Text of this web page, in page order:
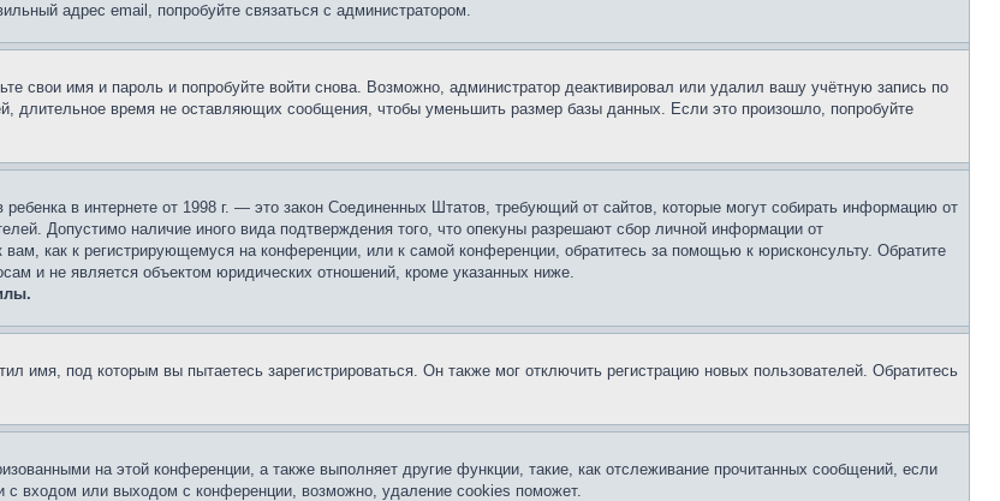
адрес email, попробуйте связаться с администратором.
свои имя и пароль и попробуйте войти снова. Возможно, администратор деактивировал или удалил вашу учётную запись по
длительное время не оставляющих сообщения, чтобы уменьшить размер базы данных. Если это произошло, попробуйте
в интернете от 1998 г. — это закон Соединенных Штатов, требующий от сайтов, которые могут собирать информацию от
Допустимо наличие иного вида подтверждения того, что опекуны разрешают сбор личной информации от
как к регистрирующемуся на конференции, или к самой конференции, обратитесь за помощью к юрисконсульту. Обратите
и не является объектом юридических отношений, кроме указанных ниже.
имя, под которым вы пытаетесь зарегистрироваться. Он также мог отключить регистрацию новых пользователей. Обратитесь
на этой конференции, а также выполняет другие функции, такие, как отслеживание прочитанных сообщений, если
входом или выходом с конференции, возможно, удаление cookies поможет.